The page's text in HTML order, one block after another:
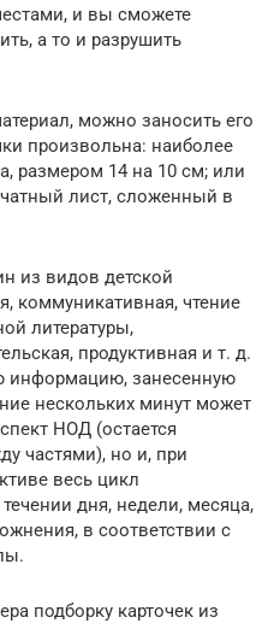
и вы сможете
а то и разрушить
можно заносить его
произвольна: наиболее
размером 14 на 10 см; или
лист, сложенный в
из видов детской
коммуникативная, чтение
литературы,
продуктивная и т. д.
информацию, занесенную
нескольких минут может
НОД (остается
частями), но и, при
весь цикл
дня, недели, месяца,
в соответствии с
подборку карточек из